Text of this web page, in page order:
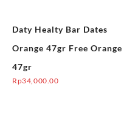
Daty Healty Bar Dates
Orange 47gr Free Orange
47gr
Rp34,000.00